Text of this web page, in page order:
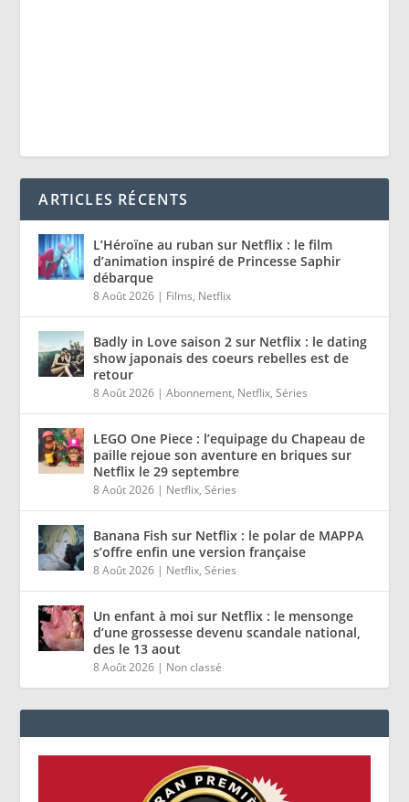
ARTICLES RÉCENTS
L’Héroïne au ruban sur Netflix : le film
d’animation inspiré de Princesse Saphir
débarque
8 Août 2026 | Films, Netflix
Badly in Love saison 2 sur Netflix : le dating
show japonais des coeurs rebelles est de
retour
8 Août 2026 |Abonnement, Netflix,Séries
LEGO One Piece : l’equipage du Chapeau de
paille rejoue son aventure en briques sur
Netflix le 29 septembre
8 Août 2026 | Netflix,Séries
Banana Fish sur Netflix : le polar de MAPPA
s’offre enfin une version française
8 Août 2026 | Netflix,Séries
Un enfant à moi sur Netflix : le mensonge
d’une grossesse devenu scandale national,
des le 13 aout
8 Août 2026 | Non classé